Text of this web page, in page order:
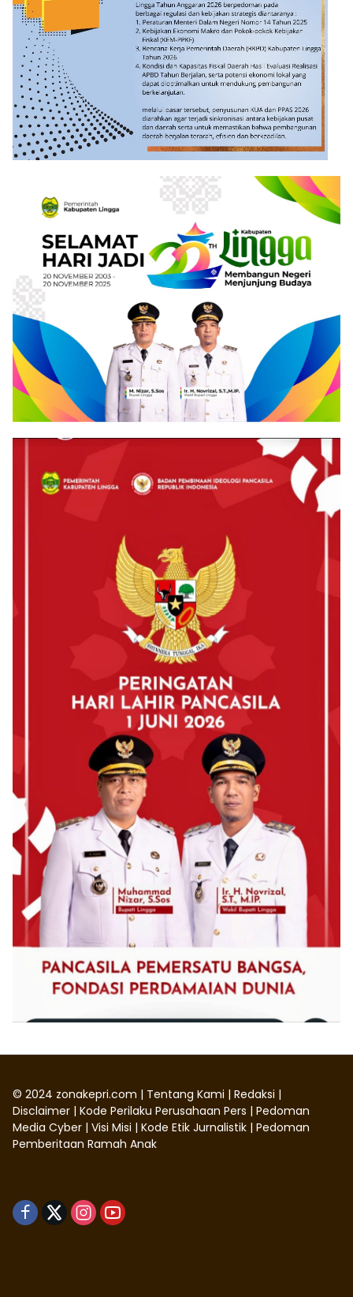
© 2024 zonakepri.com | Tentang Kami | Redaksi |
Disclaimer | Kode Perilaku Perusahaan Pers | Pedoman
Media Cyber | Visi Misi | Kode Etik Jurnalistik | Pedoman
Pemberitaan Ramah Anak